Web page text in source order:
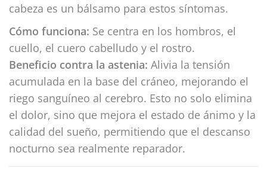
cabeza es un bálsamo para estos síntomas.
Cómo funciona: Se centra en los hombros, el
cuello, el cuero cabelludo y el rostro.
Beneficio contra la astenia: Alivia la tensión
acumulada en la base del cráneo, mejorando el
riego sanguíneo al cerebro. Esto no solo elimina
el dolor, sino que mejora el estado de ánimo y la
calidad del sueño, permitiendo que el descanso
nocturno sea realmente reparador.